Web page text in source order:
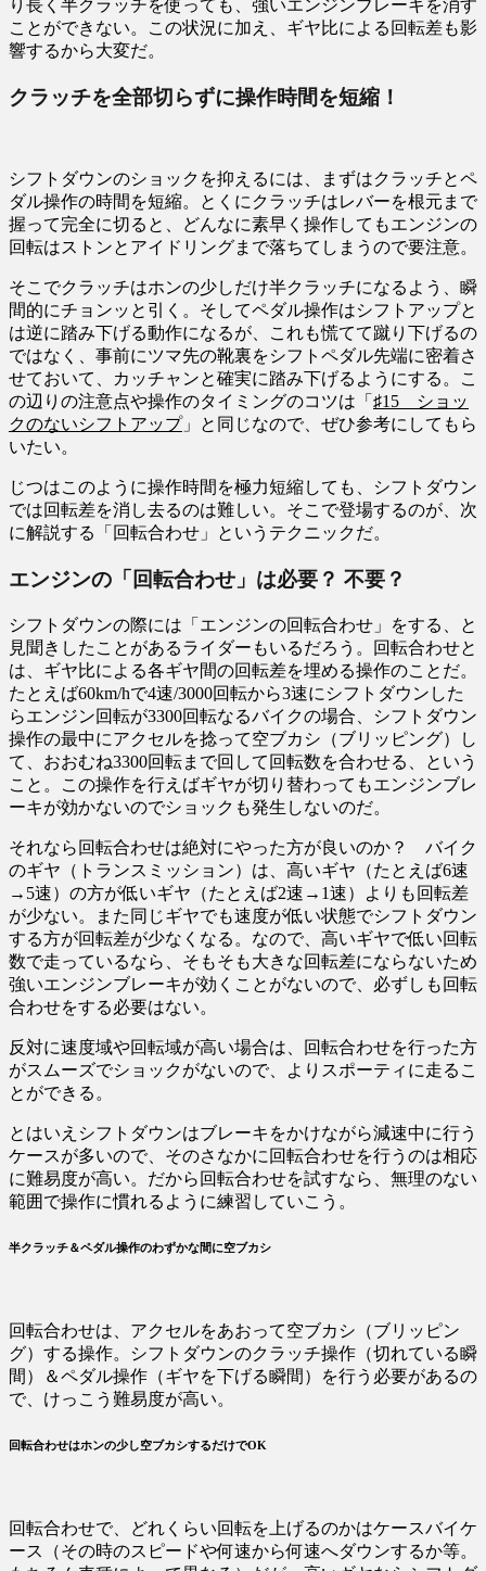
り長く半クラッチを使っても、強いエンジンブレーキを消す
ことができない。この状況に加え、ギヤ比による回転差も影
響するから大変だ。
クラッチを全部切らずに操作時間を短縮！
シフトダウンのショックを抑えるには、まずはクラッチとペ
ダル操作の時間を短縮。とくにクラッチはレバーを根元まで
握って完全に切ると、どんなに素早く操作してもエンジンの
回転はストンとアイドリングまで落ちてしまうので要注意。
そこでクラッチはホンの少しだけ半クラッチになるよう、瞬
間的にチョンッと引く。そしてペダル操作はシフトアップと
は逆に踏み下げる動作になるが、これも慌てて蹴り下げるの
ではなく、事前にツマ先の靴裏をシフトペダル先端に密着さ
せておいて、カッチャンと確実に踏み下げるようにする。こ
の辺りの注意点や操作のタイミングのコツは「 ♯15 ショッ
クのないシフトアップ 」と同じなので、ぜひ参考にしてもら
いたい。
じつはこのように操作時間を極力短縮しても、シフトダウン
では回転差を消し去るのは難しい。そこで登場するのが、次
に解説する「回転合わせ」というテクニックだ。
エンジンの「回転合わせ」は必要？ 不要？
シフトダウンの際には「エンジンの回転合わせ」をする、と
見聞きしたことがあるライダーもいるだろう。回転合わせと
は、ギヤ比による各ギヤ間の回転差を埋める操作のことだ。
たとえば60km/hで4速/3000回転から3速にシフトダウンした
らエンジン回転が3300回転なるバイクの場合、シフトダウン
操作の最中にアクセルを捻って空ブカシ（ブリッピング）し
て、おおむね3300回転まで回して回転数を合わせる、という
こと。この操作を行えばギヤが切り替わってもエンジンブレ
ーキが効かないのでショックも発生しないのだ。
それなら回転合わせは絶対にやった方が良いのか？ バイク
のギヤ（トランスミッション）は、高いギヤ（たとえば6速
→5速）の方が低いギヤ（たとえば2速→1速）よりも回転差
が少ない。また同じギヤでも速度が低い状態でシフトダウン
する方が回転差が少なくなる。なので、高いギヤで低い回転
数で走っているなら、そもそも大きな回転差にならないため
強いエンジンブレーキが効くことがないので、必ずしも回転
合わせをする必要はない。
反対に速度域や回転域が高い場合は、回転合わせを行った方
がスムーズでショックがないので、よりスポーティに走るこ
とができる。
とはいえシフトダウンはブレーキをかけながら減速中に行う
ケースが多いので、そのさなかに回転合わせを行うのは相応
に難易度が高い。だから回転合わせを試すなら、無理のない
範囲で操作に慣れるように練習していこう。
半クラッチ＆ペダル操作のわずかな間に空ブカシ
回転合わせは、アクセルをあおって空ブカシ（ブリッピン
グ）する操作。シフトダウンのクラッチ操作（切れている瞬
間）＆ペダル操作（ギヤを下げる瞬間）を行う必要があるの
で、けっこう難易度が高い。
回転合わせはホンの少し空ブカシするだけでOK
回転合わせで、どれくらい回転を上げるのかはケースバイケ
ース（その時のスピードや何速から何速へダウンするか等。